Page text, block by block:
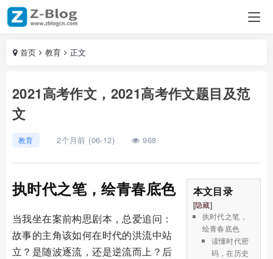
首页 教育 正文
2021高考作文，2021高考作文题目及范
文
教育 2个月前 (06-12) 968
本文目录
[隐藏]
执时代之笔，
绘青春底色
读懂时代密
码，在历史
执时代之笔，绘青春底色
当我坐在案前构思剧本，总爱追问：
故事的主角该如何在时代的洪流中站
立？是随波逐流，还是逆流而上？后